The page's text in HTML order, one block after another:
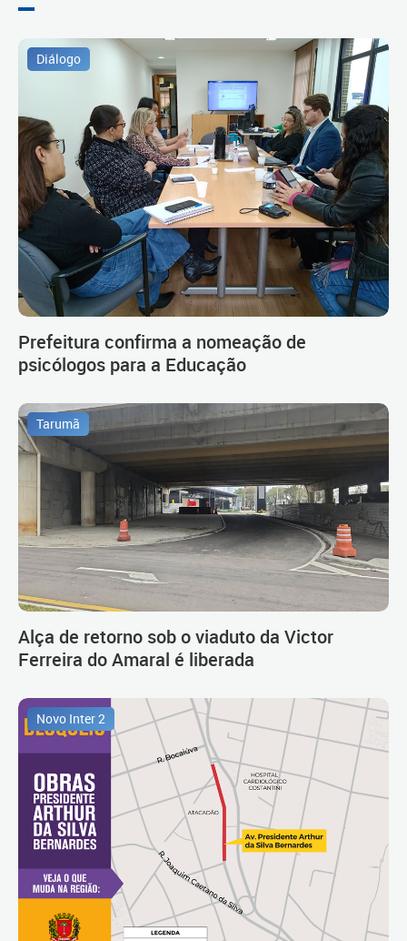
Diálogo
Prefeitura confirma a nomeação de
psicólogos para a Educação
Tarumã
Alça de retorno sob o viaduto da Victor
Ferreira do Amaral é liberada
Novo Inter 2